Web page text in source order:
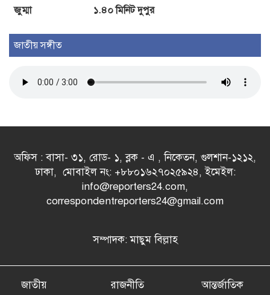
জুম্মা
১.৪০ মিনিট দুপুর
জাতীয় সঙ্গীত
অফিস : বাসা- ৩১, রোড- ১, ব্লক - এ , নিকেতন, গুলশান-১২১২,
ঢাকা, মোবাইল নং: +৮৮০১৬২৭০২৫৯২৪, ইমেইল:
info@reporters24.com,
correspondentreporters24@gmail.com
সম্পাদক: মাছুম বিল্লাহ
জাতীয় রাজনীতি আন্তর্জাতিক